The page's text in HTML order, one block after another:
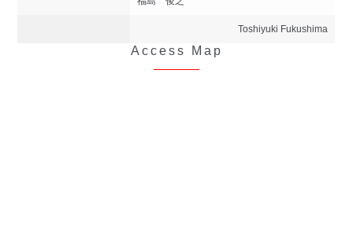
Toshiyuki Fukushima
Access Map